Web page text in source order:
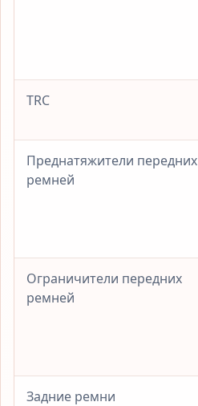
TRC
Преднатяжители передних
ремней
Ограничители передних
ремней
Задние ремни